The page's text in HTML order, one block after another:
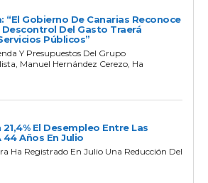
“El Gobierno De Canarias Reconoce
Descontrol Del Gasto Traerá
Públicos”
Y Presupuestos Del Grupo
Manuel Hernández Cerezo, Ha
El Desempleo Entre Las
44 Años En Julio
Ha Registrado En Julio Una Reducción Del